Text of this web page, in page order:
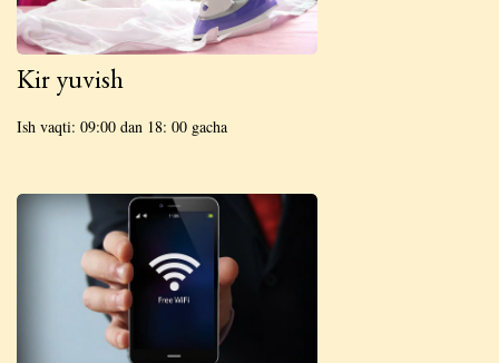
Kir yuvish
Ish vaqti: 09:00 dan 18: 00 gacha